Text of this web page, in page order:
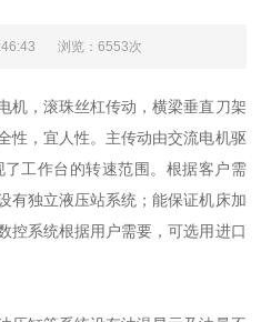
浏览：6553次
，滚珠丝杠传动，横梁垂直刀架
性，宜人性。主传动由交流电机驱
工作台的转速范围。根据客户需
有独立液压站系统；能保证机床加
控系统根据用户需要，可选用进口